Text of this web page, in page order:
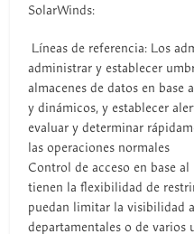
SolarWinds:
Líneas de referencia: Los
administrar y establecer
almacenes de datos en
y dinámicos, y establecer
evaluar y determinar
las operaciones normales
Control de acceso en base
tienen la flexibilidad de
puedan limitar la visibilidad
departamentales o de varios